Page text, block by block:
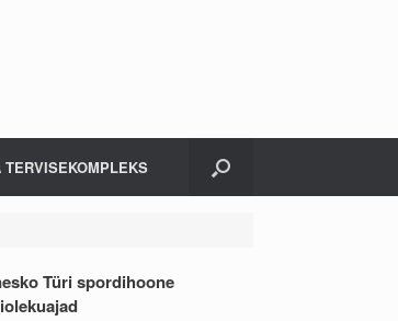
TERVISEKOMPLEKS
Türi spordihoone